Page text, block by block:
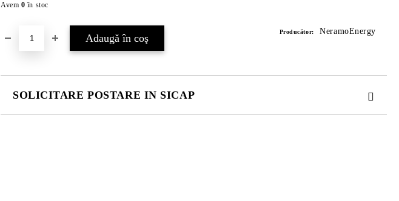
Avem 0 în stoc
Producător: NeramoEnergy
SOLICITARE POSTARE IN SICAP